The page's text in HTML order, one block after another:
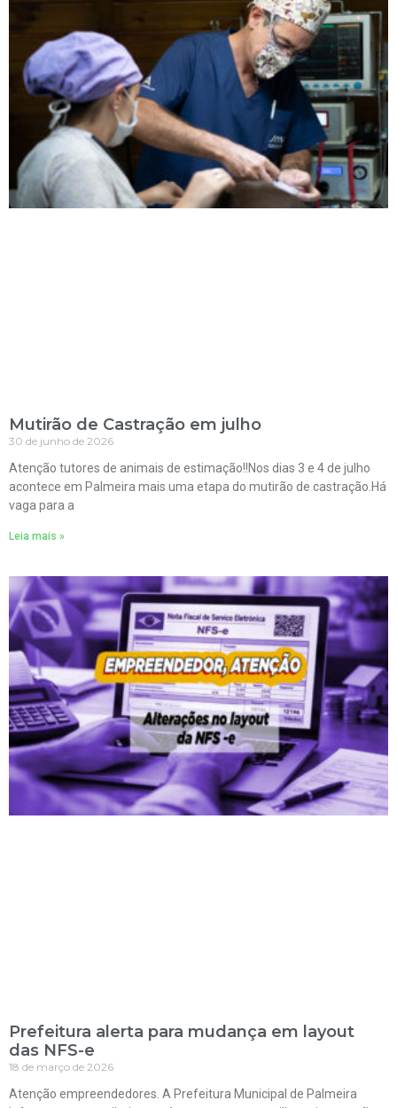
Mutirão de Castração em julho
30 de junho de 2026
Atenção tutores de animais de estimação!!Nos dias 3 e 4 de julho
acontece em Palmeira mais uma etapa do mutirão de castração.Há
vaga para a
Leia mais »
Prefeitura alerta para mudança em layout
das NFS-e
18 de março de 2026
Atenção empreendedores. A Prefeitura Municipal de Palmeira